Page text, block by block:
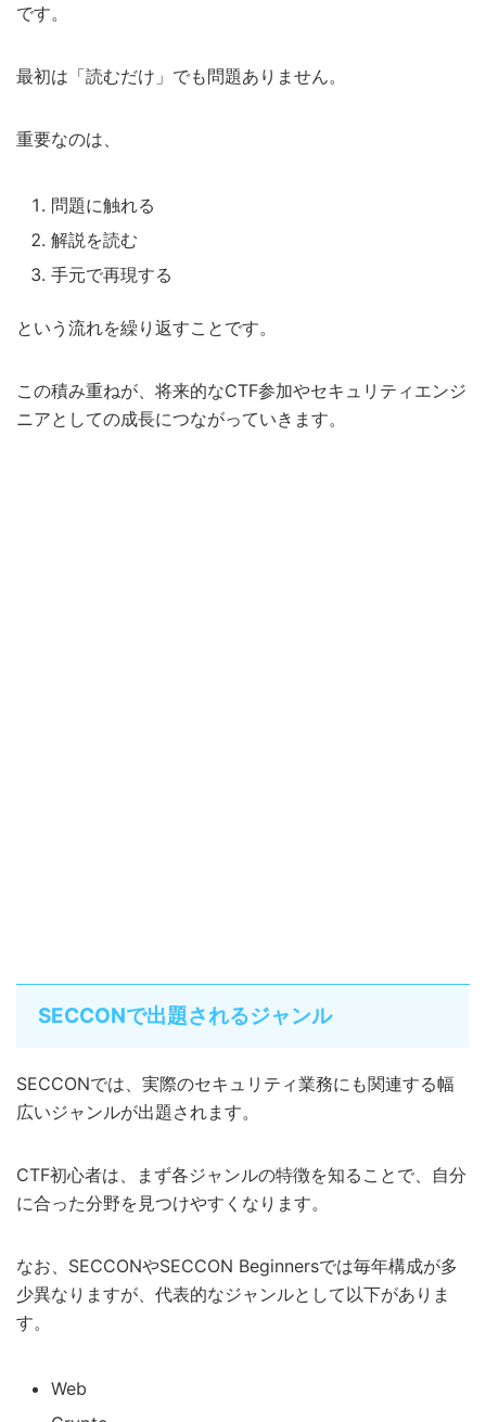
です。
最初は「読むだけ」でも問題ありません。
重要なのは、
問題に触れる
解説を読む
手元で再現する
という流れを繰り返すことです。
この積み重ねが、将来的なCTF参加やセキュリティエンジ
ニアとしての成長につながっていきます。
SECCONで出題されるジャンル
SECCONでは、実際のセキュリティ業務にも関連する幅
広いジャンルが出題されます。
CTF初心者は、まず各ジャンルの特徴を知ることで、自分
に合った分野を見つけやすくなります。
なお、SECCONやSECCON Beginnersでは毎年構成が多
少異なりますが、代表的なジャンルとして以下がありま
す。
Web